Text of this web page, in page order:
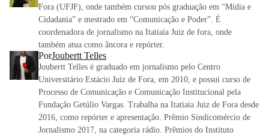
Fora (UFJF), onde também cursou pós graduação em “Mídia e
Cidadania” e mestrado em “Comunicação e Poder”. É
coordenadora de jornalismo na Itatiaia Juiz de fora, onde
também atua como âncora e repórter.
PorJoubertt Telles
Joubertt Telles é graduado em jornalismo pelo Centro
Universitário Estácio Juiz de Fora, em 2010, e possui curso de
Processo de Comunicação e Comunicação Institucional pela
Fundação Getúlio Vargas. Trabalha na Itatiaia Juiz de Fora desde
2016, como repórter e apresentação. Prêmio Sindicomércio de
Jornalismo 2017, na categoria rádio. Prêmios do Instituto